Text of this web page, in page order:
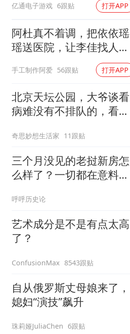
亿通电子游戏 6跟贴 打开APP
阿杜真不着调，把依依瑶
瑶送医院，让李佳找人看
手工制作阿爱 56跟贴 打开APP
北京天坛公园，大爷谈看
病难没有不排队的，看个
奇思妙想生活家 11跟贴
三个月没见的老挝新房怎
么样了？一切都在意料之
呼呼历史论
艺术成分是不是有点太高
了？
ConfusionMax 8543跟贴
自从俄罗斯丈母娘来了，
媳妇“演技”飙升
珠莉娅JuliaChen 6跟贴